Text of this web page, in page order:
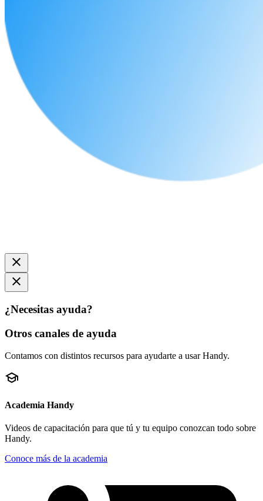
close
close
¿Necesitas ayuda?
Otros canales de ayuda
Contamos con distintos recursos para ayudarte a usar Handy.
school
Academia Handy
Videos de capacitación para que tú y tu equipo conozcan todo sobre
Handy.
Conoce más de la academia